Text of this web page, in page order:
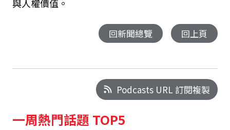
與人權價值。
回新聞總覽 回上頁
Podcasts URL 訂閱複製
一周熱門話題 TOP5